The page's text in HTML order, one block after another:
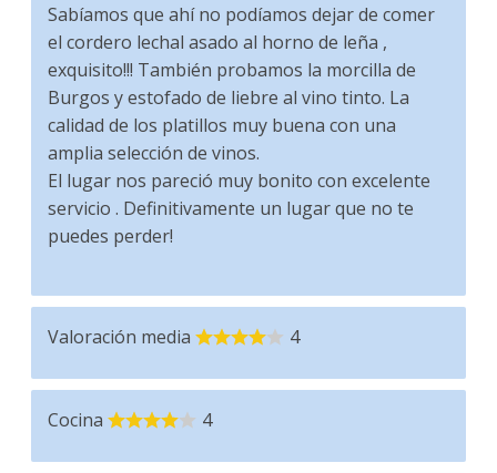
Sabíamos que ahí no podíamos dejar de comer
el cordero lechal asado al horno de leña ,
exquisito!!! También probamos la morcilla de
Burgos y estofado de liebre al vino tinto. La
calidad de los platillos muy buena con una
amplia selección de vinos.
El lugar nos pareció muy bonito con excelente
servicio . Definitivamente un lugar que no te
puedes perder!
Valoración media 4
Cocina 4